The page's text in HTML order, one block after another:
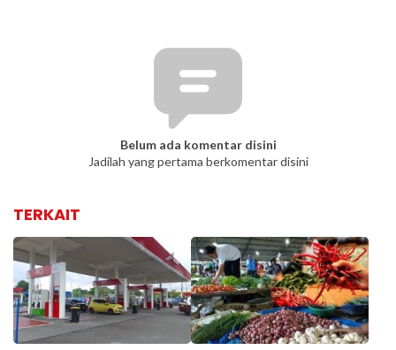
Belum ada komentar disini
Jadilah yang pertama berkomentar disini
TERKAIT